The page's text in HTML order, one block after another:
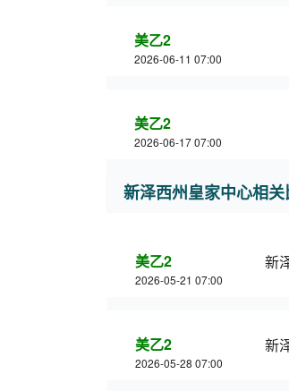
美乙2
2026-06-11 07:00
美乙2
2026-06-17 07:00
新泽西州皇家中心相
美乙2
2026-05-21 07:00
新
美乙2
2026-05-28 07:00
新